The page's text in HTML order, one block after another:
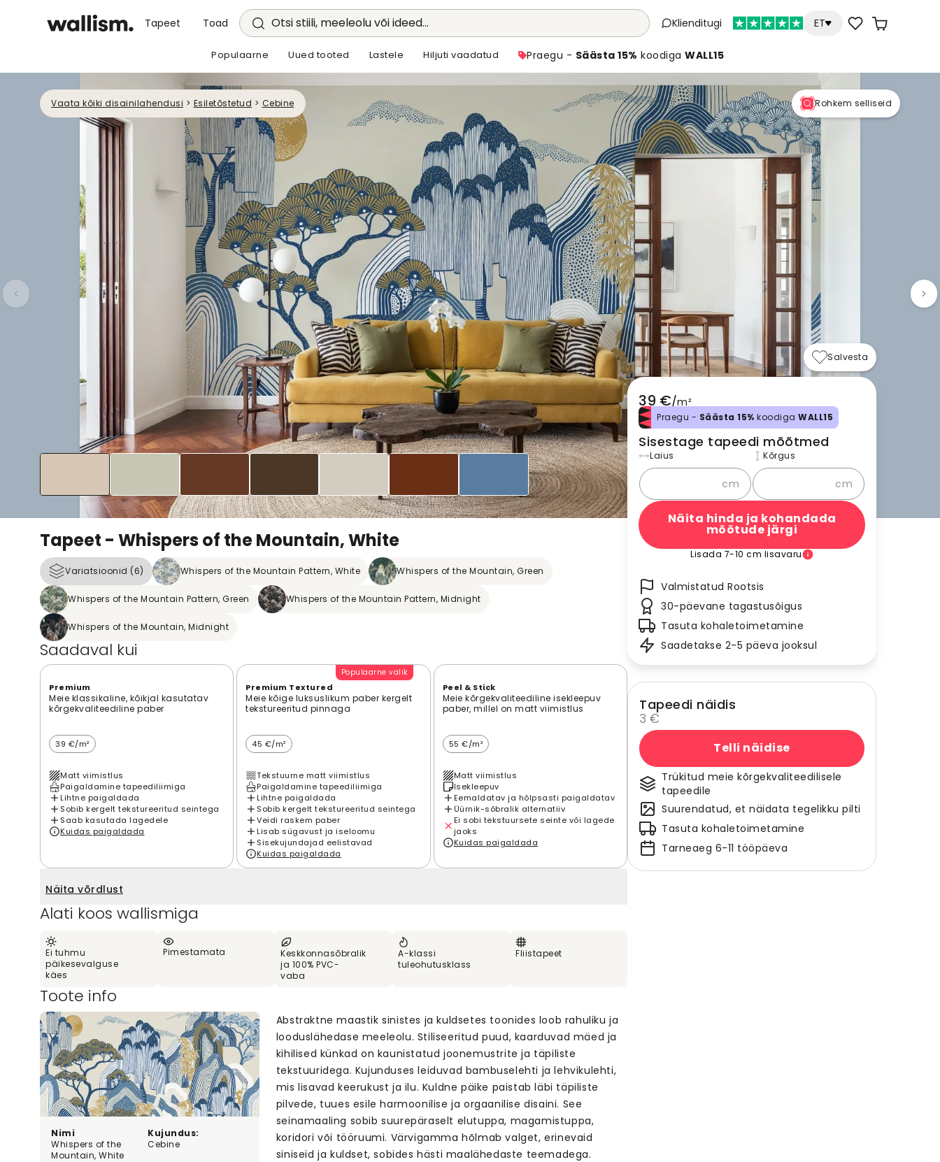
Tapeet Toad Otsi stiili, meeleolu või ideed... Klienditugi ET
Populaarne Uued tooted Lastele Hiljuti vaadatud Praegu - Säästa 15% koodiga WALL15
Vaata kõiki disainilahendusi > Esiletõstetud > Cebine Rohkem selliseid
Tapeet - Whispers of the Mountain, White
Variatsioonid (6) Whispers of the Mountain Pattern, White Whispers of the Mountain, Green
Whispers of the Mountain Pattern, Green Whispers of the Mountain Pattern, Midnight
Whispers of the Mountain, Midnight
Saadaval kui
Premium
Meie klassikaline, kõikjal kasutatav
kõrgekvaliteediline paber
39 €/m²
Matt viimistlus
Paigaldamine tapeediliimiga
Lihtne paigaldada
Sobib kergelt tekstureeritud seintega
Saab kasutada lagedele
Kuidas paigaldada
Populaarne valik
Premium Textured
Meie kõige luksuslikum paber kergelt
tekstureeritud pinnaga
45 €/m²
Tekstuurne matt viimistlus
Paigaldamine tapeediliimiga
Lihtne paigaldada
Sobib kergelt tekstureeritud seintega
Veidi raskem paber
Lisab sügavust ja iseloomu
Sisekujundajad eelistavad
Kuidas paigaldada
Peel & Stick
Meie kõrgekvaliteediline isekleepuv
paber, millel on matt viimistlus
55 €/m²
Matt viimistlus
Isekleepuv
Eemaldatav ja hõlpsasti paigaldatav
Üürnik-sõbralik alternatiiv
Ei sobi tekstuursete seinte või lagede
jaoks
Kuidas paigaldada
Näita võrdlust
Alati koos wallismiga
Ei tuhmu
päikesevalguse
käes
Pimestamata
Keskkonnasõbralik
ja 100% PVC-
vaba
A-klassi
tuleohutusklass
Fliistapeet
Toote info
Nimi
Whispers of the
Mountain, White
Kujundus:
Cebine
Abstraktne maastik sinistes ja kuldsetes toonides loob rahuliku ja
looduslähedase meeleolu. Stiliseeritud puud, kaarduvad mäed ja
kihilised künkad on kaunistatud joonemustrite ja täpiliste
tekstuuridega. Kujunduses leiduvad bambuselehti ja lehvikulehti,
mis lisavad keerukust ja ilu. Kuldne päike paistab läbi täpiliste
pilvede, tuues esile harmoonilise ja orgaanilise disaini. See
seinamaaling sobib suurepäraselt elutuppa, magamistuppa,
koridori või tööruumi. Värvigamma hõlmab valget, erinevaid
siniseid ja kuldset, sobides hästi maalähedaste teemadega.
Salvesta
39 €/m²
Praegu - Säästa 15% koodiga WALL15
Sisestage tapeedi mõõtmed
Laius
cm
Kõrgus
cm
Näita hinda ja kohandada
mõõtude järgi
Lisada 7-10 cm lisavaru
Valmistatud Rootsis
30-päevane tagastusõigus
Tasuta kohaletoimetamine
Saadetakse 2-5 päeva jooksul
Tapeedi näidis
3 €
Telli näidise
Trükitud meie kõrgekvaliteedilisele
tapeedile
Suurendatud, et näidata tegelikku pilti
Tasuta kohaletoimetamine
Tarneaeg 6-11 tööpäeva